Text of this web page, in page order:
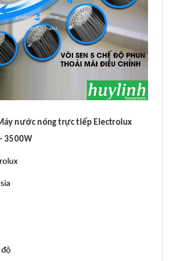
nước nóng trực tiếp Electrolux
3500W
độ